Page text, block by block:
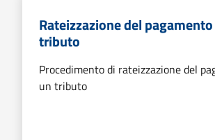
Rateizzazione del
tributo
Procedimento di rateizzazione del
un tributo